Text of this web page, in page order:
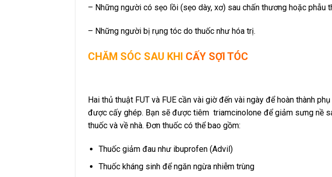
– Những người có sẹo lồi (sẹo dày, xơ) sau chấn thương hoặc phẫu
– Những người bị rụng tóc do thuốc như hóa trị.
CHĂM SÓC SAU KHI CẤY SỢI TÓC
Hai thủ thuật FUT và FUE cần vài giờ đến vài ngày để hoàn thành
được cấy ghép. Bạn sẽ được tiêm triamcinolone để giảm sưng nề
thuốc và về nhà. Đơn thuốc có thể bao gồm:
Thuốc giảm đau như ibuprofen (Advil)
Thuốc kháng sinh để ngăn ngừa nhiễm trùng